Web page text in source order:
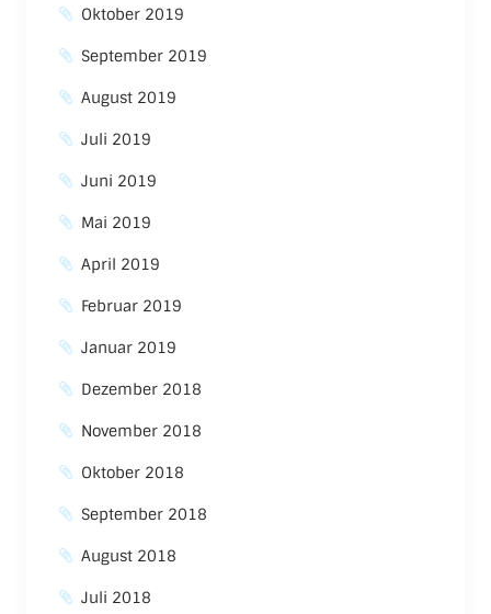
Oktober 2019
September 2019
August 2019
Juli 2019
Juni 2019
Mai 2019
April 2019
Februar 2019
Januar 2019
Dezember 2018
November 2018
Oktober 2018
September 2018
August 2018
Juli 2018